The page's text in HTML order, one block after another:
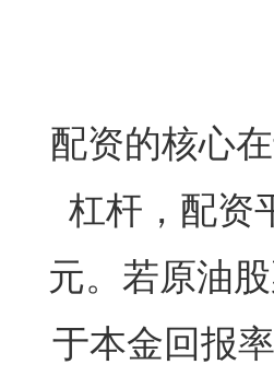
配资的核心
杠杆，配资
元。若原油
于本金回报